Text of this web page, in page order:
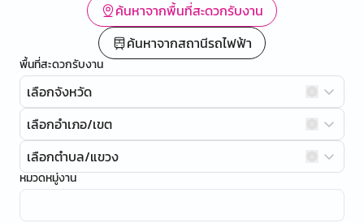
ค้นหาจากพื้นที่สะดวกรับงาน
ค้นหาจากสถานีรถไฟฟ้า
พื้นที่สะดวกรับงาน
เลือกจังหวัด
เลือกอำเภอ/เขต
เลือกตำบล/แขวง
หมวดหมู่งาน